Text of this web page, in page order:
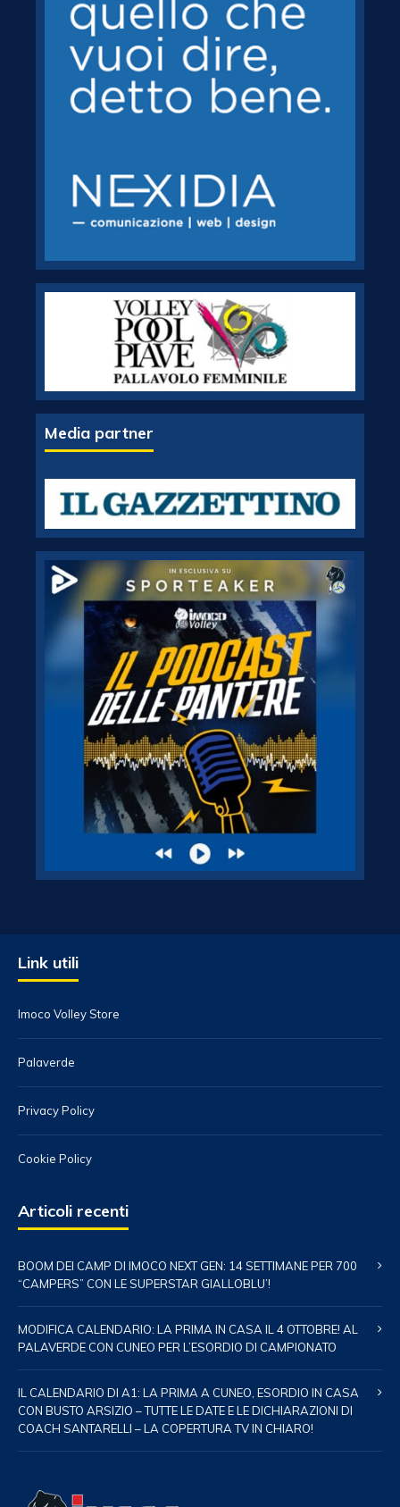
Media partner
Link utili
Imoco Volley Store
Palaverde
Privacy Policy
Cookie Policy
Articoli recenti
BOOM DEI CAMP DI IMOCO NEXT GEN: 14 SETTIMANE PER 700
“CAMPERS” CON LE SUPERSTAR GIALLOBLU’!
MODIFICA CALENDARIO: LA PRIMA IN CASA IL 4 OTTOBRE! AL
PALAVERDE CON CUNEO PER L’ESORDIO DI CAMPIONATO
IL CALENDARIO DI A1: LA PRIMA A CUNEO, ESORDIO IN CASA
CON BUSTO ARSIZIO – TUTTE LE DATE E LE DICHIARAZIONI DI
COACH SANTARELLI – LA COPERTURA TV IN CHIARO!